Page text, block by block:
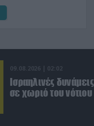
09.08.2026 | 02:02
Ισραηλινές
σε χωριό του